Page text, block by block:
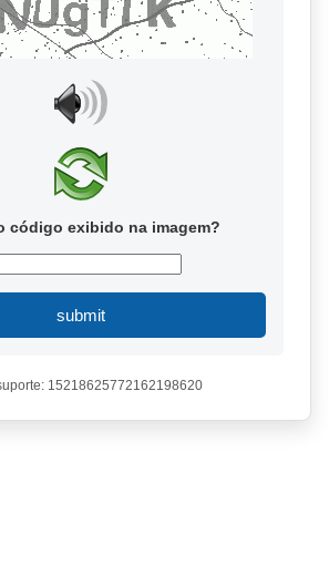
código exibido na imagem?
submit
15218625772162198620